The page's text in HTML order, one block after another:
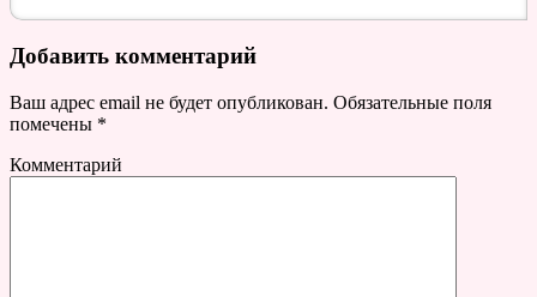
Добавить комментарий
Ваш адрес email не будет опубликован. Обязательные поля
помечены *
Комментарий